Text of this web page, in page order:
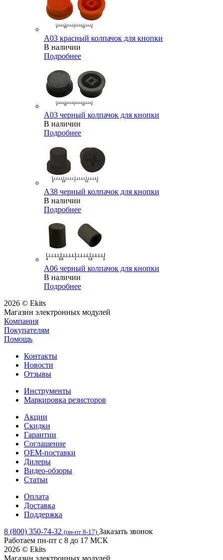
A03 красный колпачок для кнопки
В наличии
Подробнее
A03 черный колпачок для кнопки
В наличии
Подробнее
A38 черный колпачок для кнопки
В наличии
Подробнее
A06 черный колпачок для кнопки
В наличии
Подробнее
2026 © Ekits
Магазин электронных модулей
Компания
Покупателям
Помощь
Контакты
Новости
Отзывы
Инструменты
Маркировка резисторов
Акции
Скидки
Гарантии
Соглашение
OEM-поставки
Дилеры
Видео-обзоры
Статьи
Оплата
Доставка
Поддержка
8 (800) 350-74-32 (пн-пт 8-17) Заказать звонок
Работаем пн-пт с 8 до 17 МСК
2026 © Ekits